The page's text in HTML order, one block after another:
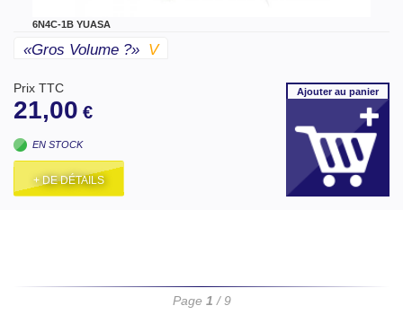
6N4C-1B YUASA
«gros Volume ?» V
Prix TTC
21,00 €
EN STOCK
+ DE DÉTAILS
Ajouterau panier
Page 1 / 9